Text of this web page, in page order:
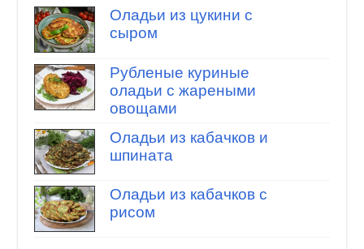
Оладьи из цукини с
сыром
Рубленые куриные
оладьи с жареными
овощами
Оладьи из кабачков и
шпината
Оладьи из кабачков с
рисом